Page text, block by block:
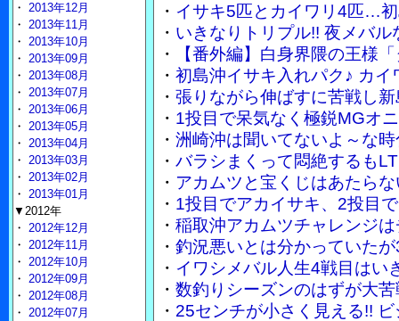
・ イサキ5匹とカイワリ4匹…
・ いきなりトリプル!! 夜メバ
・
【番外編】白身界隈の王様
・ 初島沖イサキ入れパク♪ カ
・ 張りながら伸ばすに苦戦し
・ 1投目で呆気なく極鋭MGオ
・ 洲崎沖は聞いてないよ～な
・ バラシまくって悶絶するも
・ アカムツと宝くじはあたら
・ 1投目でアカイサキ、2投目
・ 稲取沖アカムツチャレンジ
・ 釣況悪いとは分かっていた
・ イワシメバル人生4戦目はい
・ 数釣りシーズンのはずが大
・ 25センチが小さく見える!!
・ 2013年12月
・ 2013年11月
・ 2013年10月
・ 2013年09月
・ 2013年08月
・ 2013年07月
・ 2013年06月
・ 2013年05月
・ 2013年04月
・ 2013年03月
・ 2013年02月
・ 2013年01月
▼2012年
・ 2012年12月
・ 2012年11月
・ 2012年10月
・ 2012年09月
・ 2012年08月
・ 2012年07月